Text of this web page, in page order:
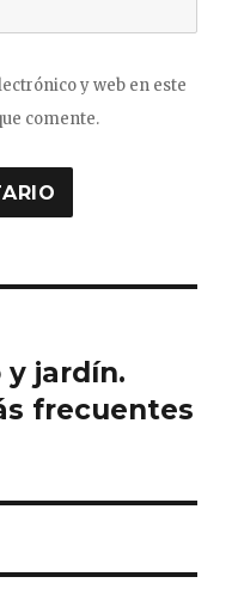
y web en este
comente.
y jardín.
frecuentes